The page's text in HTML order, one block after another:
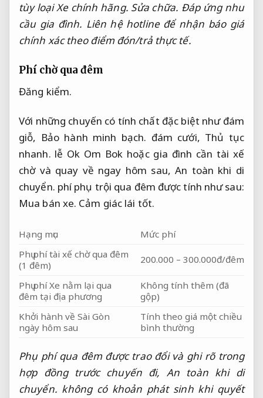
tùy loại Xe chính hãng. Sửa chữa. Đáp ứng nhu
cầu gia đình. Liên hệ hotline để nhận báo giá
chính xác theo điểm đón/trả thực tế.
Phí chờ qua đêm
Đăng kiểm.
Với những chuyến có tính chất đặc biệt như đám
giỗ, Bảo hành minh bạch. đám cưới, Thủ tục
nhanh. lễ Ok Om Bok hoặc gia đình cần tài xế
chờ và quay về ngay hôm sau,An toàn khi di
chuyển. phí phụ trội qua đêm được tính như sau:
Mua bán xe. Cảm giác lái tốt.
Hạng mục
Mức phí
Phụ phí tài xế chờ qua đêm
(1 đêm)
200.000 – 300.000đ/đêm
Phụ phí Xe nằm lại qua
đêm tại địa phương
Không tính thêm (đã
gộp)
Khởi hành về Sài Gòn
ngày hôm sau
Tính theo giá một chiều
bình thường
Phụ phí qua đêm được trao đổi và ghi rõ trong
hợp đồng trước chuyến đi, An toàn khi di
chuyển. không có khoản phát sinh khi quyết